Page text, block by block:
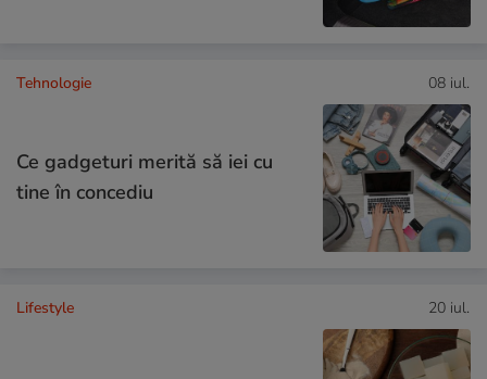
Tehnologie 08 iul.
Ce gadgeturi merită să iei cu
tine în concediu
Lifestyle 20 iul.